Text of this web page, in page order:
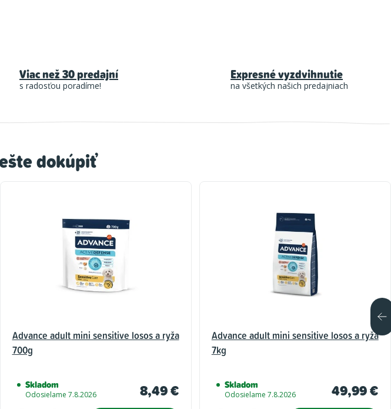
dokúpiť
Advance adult mini sensitive losos a ryža
700g
Skladom
Odosielame 7.8.2026 8,49 €
Advance adult mini sensitive losos a ryža
7kg
Skladom
Odosielame 7.8.2026 49,99 €
Viac než 30 predajní
s radosťou poradíme!
Expresné vyzdvihnutie
na všetkých našich predajniach